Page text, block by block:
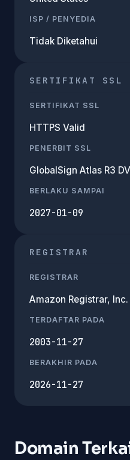
ISP / PENYEDIA
Tidak Diketahui
SERTIFIKAT SSL
SERTIFIKAT SSL
HTTPS Valid
PENERBIT SSL
GlobalSign Atlas R3
BERLAKU SAMPAI
2027-01-09
REGISTRAR
REGISTRAR
Amazon Registrar, Inc.
TERDAFTAR PADA
2003-11-27
BERAKHIR PADA
2026-11-27
Domain